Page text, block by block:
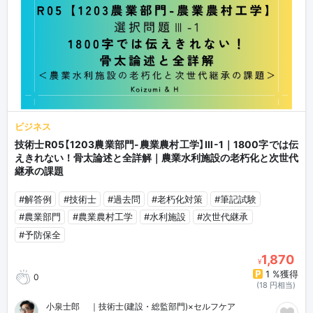
ビジネス
技術士R05【1203農業部門-農業農村工学】Ⅲ-1｜1800字では伝
えきれない！骨太論述と全詳解｜農業水利施設の老朽化と次世代
継承の課題
#解答例 #技術士 #過去問 #老朽化対策
#筆記試験
#農業部門
#農業農村工学 #水利施設
#次世代継承
#予防保全
0
¥1,870
1 %獲得
(18 円相当)
小泉士郎🎈｜技術士(建設・総監部門)×セルフケア